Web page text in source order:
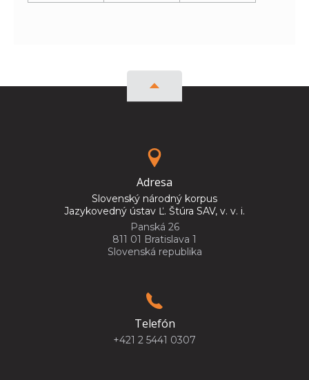
Adresa
Slovenský národný korpus
Jazykovedný ústav Ľ. Štúra SAV, v. v. i.
Panská 26
811 01 Bratislava 1
Slovenská republika
Telefón
+421 2 5441 0307